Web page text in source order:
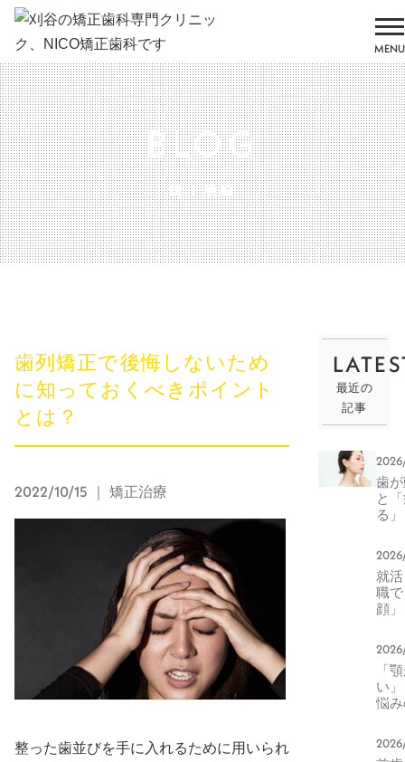
MENU
BLOG
矯正治療
歯列矯正で後悔しないため
に知っておくべきポイント
とは？
2022/10/15 ｜ 矯正治療
整った歯並びを手に入れるために用いられ
最近の
記事
歯
と
る
正
生
化
エ
就
職
顔
る
印
右
元
方
「
い
悩
に
ト